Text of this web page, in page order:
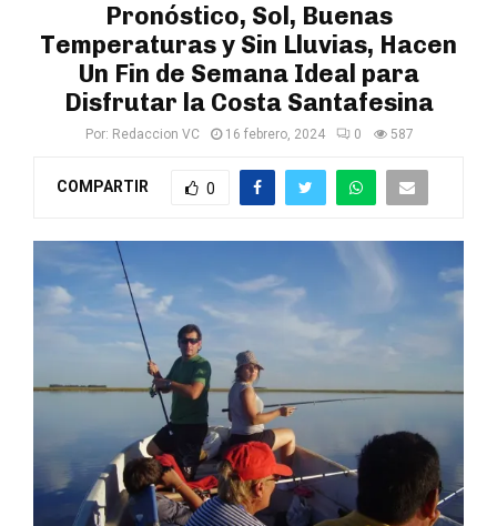
Pronóstico, Sol, Buenas
Temperaturas y Sin Lluvias, Hacen
Un Fin de Semana Ideal para
Disfrutar la Costa Santafesina
Por: Redaccion VC 16 febrero, 2024 0 587
COMPARTIR 0